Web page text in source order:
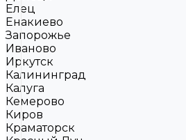
Елец
Енакиево
Запорожье
Иваново
Иркутск
Калининград
Калуга
Кемерово
Киров
Краматорск